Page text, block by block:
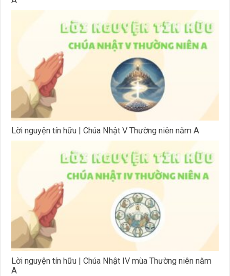
Lời nguyện tín hữu | Chúa Nhật V Thường niên năm A
Lời nguyện tín hữu | Chúa Nhật IV mùa Thường niên năm
A